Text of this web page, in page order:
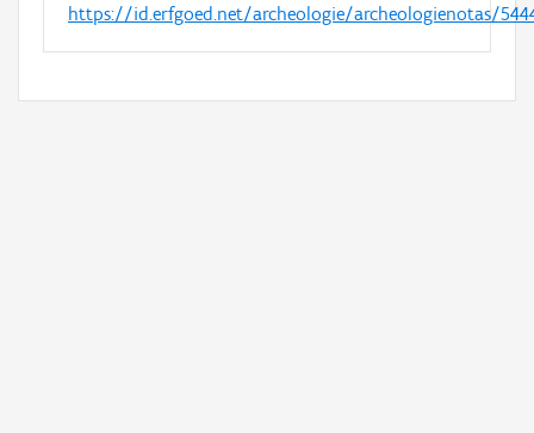
https://id.erfgoed.net/archeologie/archeologienotas/